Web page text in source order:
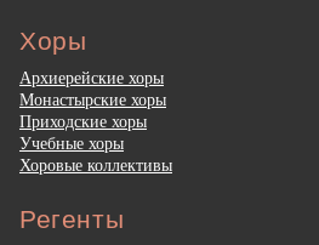
Хоры
Архиерейские хоры
Монастырские хоры
Приходские хоры
Учебные хоры
Хоровые коллективы
Регенты